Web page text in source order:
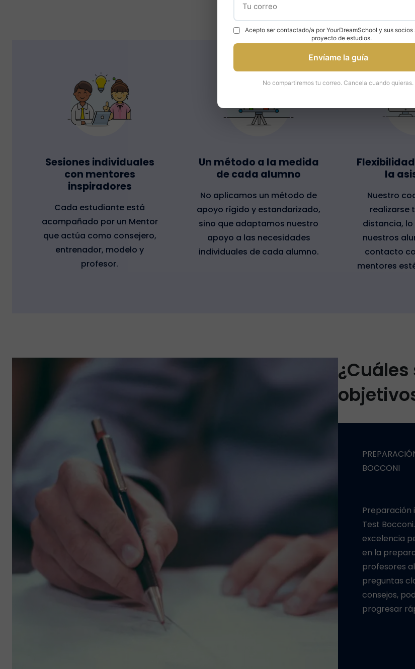
Sesiones individuales
con mentores
inspiradores
Cada estudiante está
acompañado por un Mentor
que actúa como consejero,
entrenador, modelo y
profesor.
Un método a la medida
de cada alumno
No aplicamos un método de
apoyo rígido y estandarizado,
sino que adaptamos nuestro
apoyo a las necesidades
individuales de cada alumno.
la
Nuestro
realizarse
distancia,
nuestros
contacto
mentores
PREPARACIÓN INDIVIDUAL CON UN PROFESOR EXPERTO EN EL EXAMEN
BOCCONI
Preparación individual con uno de nuestros excelentes profesores del
Test Bocconi. Todos ellos nativos, han sido seleccionados por su
excelencia pedagógica y cuentan con muchos años de experiencia
en la preparación del Test Bocconi. Atentos y disponibles, nuestros
profesores altamente experimentados se centrarán en los puntos y
preguntas clave del examen. Gracias a sus técnicas y buenos
consejos, podrá superar las dificultades y escollos de cada prueba y
progresar rápidamente.
centrado en
visibles y
Disponibles
ofrecen una
horarios.
Acepto ser contactado/a por YourDreamSchool y sus socios
proyecto de estudios.
Envíame la guía
No compartiremos tu correo. Cancela cuando quieras.